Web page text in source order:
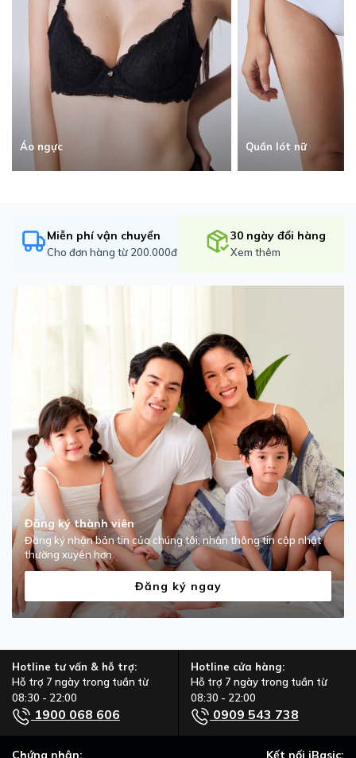
Áo ngực Quần lót nữ
Miễn phí vận chuyển
Cho đơn hàng từ 200.000đ
30 ngày đổi hàng
Xem thêm
Đăng ký thành viên
Đăng ký nhận bản tin của chúng tôi, nhận thông tin cập nhật
thường xuyên hơn.
Đăng ký ngay
Hotline tư vấn & hỗ trợ:
Hỗ trợ 7 ngày trong tuần từ
08:30 - 22:00
1900 068 606
Hotline cửa hàng:
Hỗ trợ 7 ngày trong tuần từ
08:30 - 22:00
0909 543 738
Chứng nhận: Kết nối iBasic: